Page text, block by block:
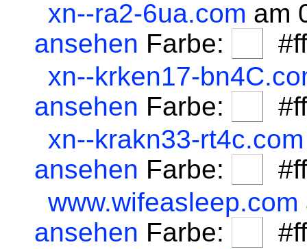
xn--ra2-6ua.com am
ansehen Farbe:
xn--krken17-
ansehen Farbe:
xn--krakn33-rt4c.com
ansehen Farbe:
www.wifeasleep.com
ansehen Farbe: